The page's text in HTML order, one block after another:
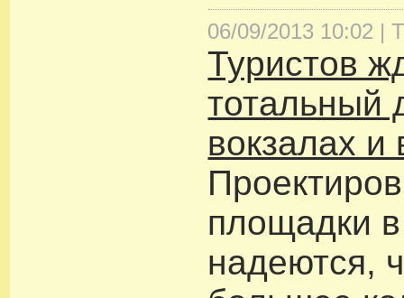
06/09/2013 10:02 |
Туристов
тотальный
вокзалах и
площадки
надеются,